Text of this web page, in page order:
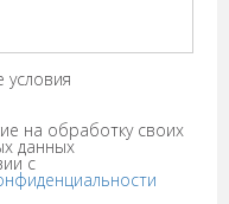
условия
на обработку своих
данных
с